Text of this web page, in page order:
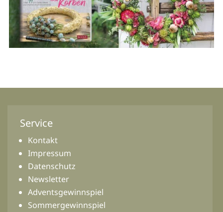
Service
Kontakt
Impressum
Datenschutz
Newsletter
Adventsgewinnspiel
Sommergewinnspiel